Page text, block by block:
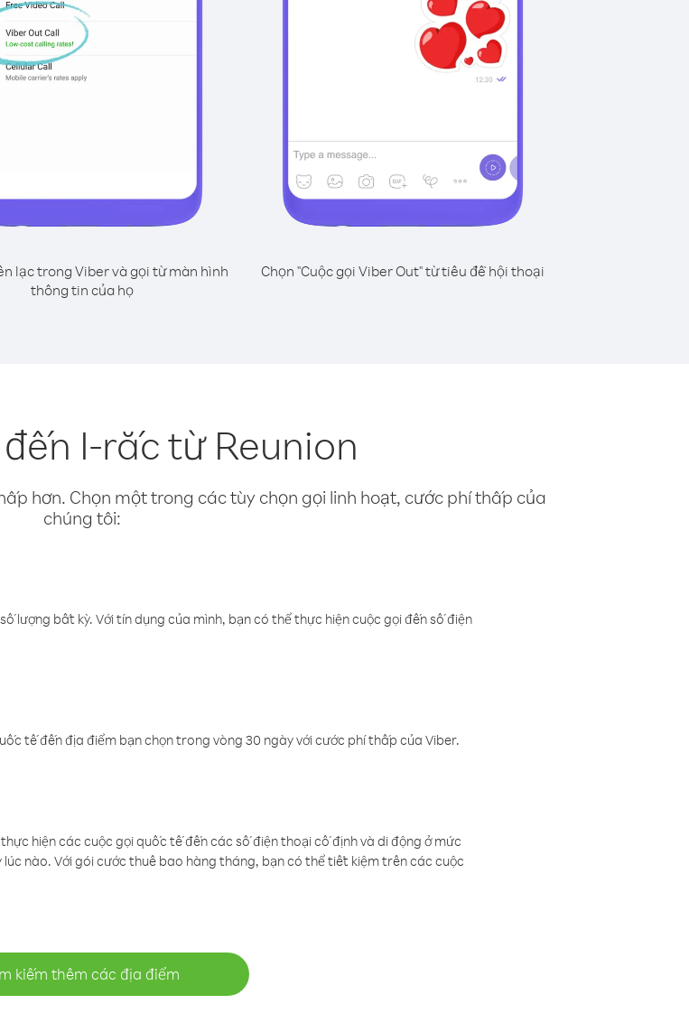
lạc trong Viber và gọi từ màn hình
thông tin của họ
Chọn "Cuộc gọi Viber Out" từ tiêu đề hội thoại
I-rắc từ Reunion
hơn. Chọn một trong các tùy chọn gọi linh hoạt, cước phí thấp của
chúng tôi:
lượng bất kỳ. Với tín dụng của mình, bạn có thể thực hiện cuộc gọi đến số điện
tế đến địa điểm bạn chọn trong vòng 30 ngày với cước phí thấp của Viber.
hiện các cuộc gọi quốc tế đến các số điện thoại cố định và di động ở mức
nào. Với gói cước thuê bao hàng tháng, bạn có thể tiết kiệm trên các cuộc
kiếm thêm các địa điểm